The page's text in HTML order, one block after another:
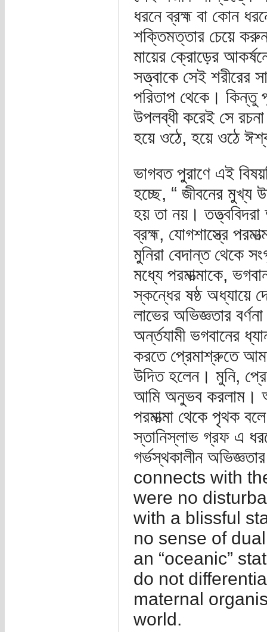
ধরনে ব্রহ্ম বা কোন
শক্তিমত্তার চেয়ে
মায়ের ক্রোড়ের
সত্ত্বাকে সেই শরীরের
পরিতাপ থেকে। কিন্তু
উপলব্ধী করেই সে
হয়ে ওঠে, হয়ে ওঠে
ভাগবত পুরাণে এই
হচ্ছে, “ জীবনের মুখ্য
হয় তা নয়।
ব্রহ্ম, যোগশাস্ত্রে
মুনিরা বেদান্ত থেকে
মধ্যে পরমাত্মাকে,
স্কন্ধের ষষ্ঠ অধ্যায়ে
লাভের অভিজ্ঞতার
অর্ন্তযামী ভগবানের
করতে প্রেমাশ্রুতে
উদিত হলেন। মুনি,
আমি অনুভব করলাম।
পরমাত্মা থেকে পৃথক
স্তানিস্লাভ গ্রফ এ
গর্ভস্থকালীন
connects with
were no
with a blissful
no sense of
an “oceanic”
do not
maternal
world.